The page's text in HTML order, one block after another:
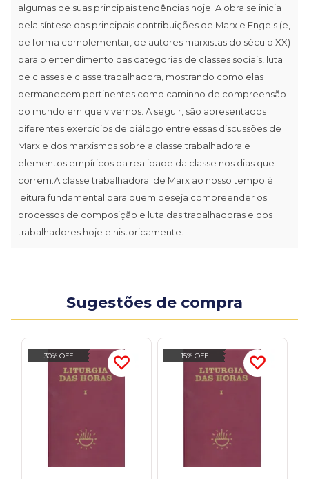
algumas de suas principais tendências hoje. A obra se inicia
pela síntese das principais contribuições de Marx e Engels (e,
de forma complementar, de autores marxistas do século XX)
para o entendimento das categorias de classes sociais, luta
de classes e classe trabalhadora, mostrando como elas
permanecem pertinentes como caminho de compreensão
do mundo em que vivemos. A seguir, são apresentados
diferentes exercícios de diálogo entre essas discussões de
Marx e dos marxismos sobre a classe trabalhadora e
elementos empíricos da realidade da classe nos dias que
correm.A classe trabalhadora: de Marx ao nosso tempo é
leitura fundamental para quem deseja compreender os
processos de composição e luta das trabalhadoras e dos
trabalhadores hoje e historicamente.
Sugestões de compra
30% OFF 15% OFF